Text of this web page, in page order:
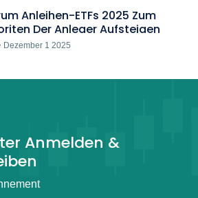
Anleihen-ETFs 2025 Zum
Der Anleger Aufsteigen
Dezember 1 2025
Anmelden &